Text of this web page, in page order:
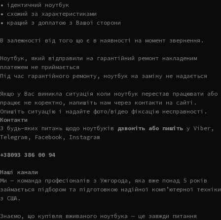
• ідентичний ноутбук
• схожий за характеристиками
• кращий з доплатою з Вашої сторони
В залежності від того що є в наявності на момент звернення.
Ноутбук, який відправили на гарантійний ремонт накладеним
платежем не приймається
Під час гарантійного ремонту, ноутбук на заміну не надається
Якщо у Вас виникла ситуація коли ноутбук перестав працювати або
працює не коректно, напишіть нам через контакти на сайті.
Опишіть ситуацію і надайте фото/відео фіксацію несправності.
Контакти
З будь-яких питань щодо ноутбуків дзвоніть або пишіть у Viber,
Telegram, Facebook, Instagram
+38093 386 00 94
Наші канали
Ми — команда професіоналів з Ужгорода, яка вже понад 5 років
займається підбором та підготовкою надійної комп’ютерної техніки
з США.
Знаємо, що купівля вживаного ноутбука — це завжди питання